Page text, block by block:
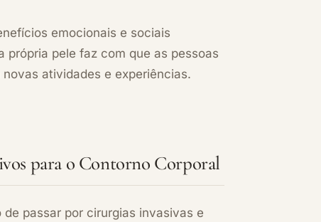
emocionais e sociais
própria pele faz com que as pessoas
atividades e experiências.
para o Contorno Corporal
passar por cirurgias invasivas e